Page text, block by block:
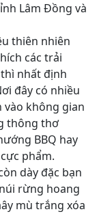
Lâm Đồng và
thiên nhiên
các trải
nhất định
đây có nhiều
không gian
thông thơ
BBQ hay
phẩm.
dày đặc bạn
rừng hoang
mù trắng xóa